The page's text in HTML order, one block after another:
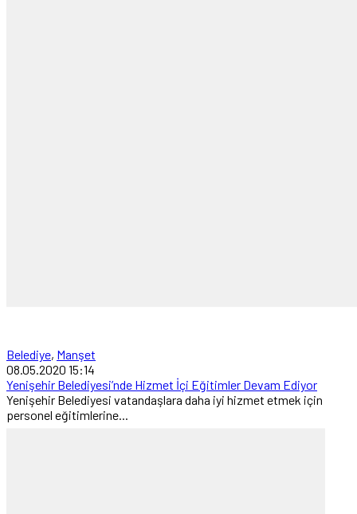
Belediye, Manşet
08.05.2020 15:14
Yenişehir Belediyesi’nde Hizmet İçi Eğitimler Devam Ediyor
Yenişehir Belediyesi vatandaşlara daha iyi hizmet etmek için
personel eğitimlerine...